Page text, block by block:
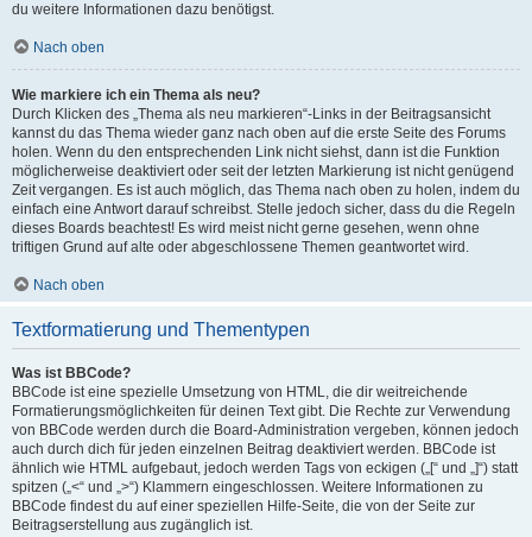
du weitere Informationen dazu benötigst.
Nach oben
Wie markiere ich ein Thema als neu?
Durch Klicken des „Thema als neu markieren“-Links in der Beitragsansicht
kannst du das Thema wieder ganz nach oben auf die erste Seite des Forums
holen. Wenn du den entsprechenden Link nicht siehst, dann ist die Funktion
möglicherweise deaktiviert oder seit der letzten Markierung ist nicht genügend
Zeit vergangen. Es ist auch möglich, das Thema nach oben zu holen, indem du
einfach eine Antwort darauf schreibst. Stelle jedoch sicher, dass du die Regeln
dieses Boards beachtest! Es wird meist nicht gerne gesehen, wenn ohne
triftigen Grund auf alte oder abgeschlossene Themen geantwortet wird.
Nach oben
Textformatierung und Thementypen
Was ist BBCode?
BBCode ist eine spezielle Umsetzung von HTML, die dir weitreichende
Formatierungsmöglichkeiten für deinen Text gibt. Die Rechte zur Verwendung
von BBCode werden durch die Board-Administration vergeben, können jedoch
auch durch dich für jeden einzelnen Beitrag deaktiviert werden. BBCode ist
ähnlich wie HTML aufgebaut, jedoch werden Tags von eckigen („[“ und „]“) statt
spitzen („<“ und „>“) Klammern eingeschlossen. Weitere Informationen zu
BBCode findest du auf einer speziellen Hilfe-Seite, die von der Seite zur
Beitragserstellung aus zugänglich ist.